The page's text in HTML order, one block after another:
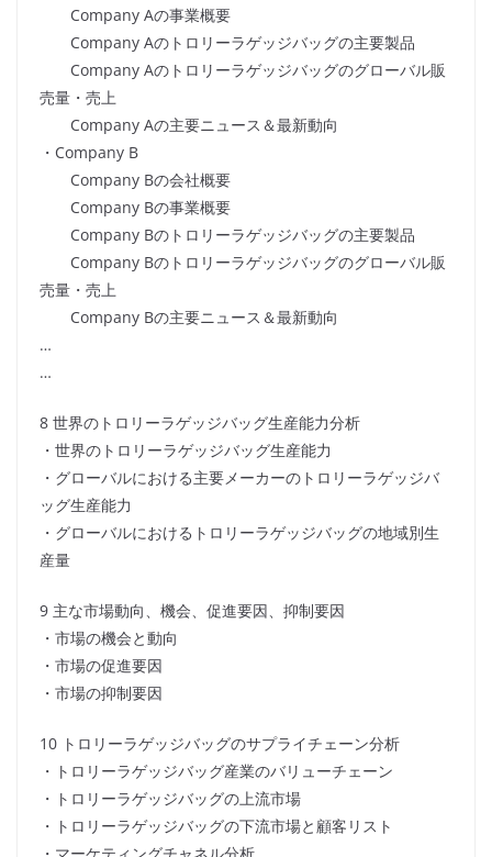
Company Aの事業概要
Company Aのトロリーラゲッジバッグの主要製品
Company Aのトロリーラゲッジバッグのグローバル販
売量・売上
Company Aの主要ニュース＆最新動向
・Company B
Company Bの会社概要
Company Bの事業概要
Company Bのトロリーラゲッジバッグの主要製品
Company Bのトロリーラゲッジバッグのグローバル販
売量・売上
Company Bの主要ニュース＆最新動向
…
…
8 世界のトロリーラゲッジバッグ生産能力分析
・世界のトロリーラゲッジバッグ生産能力
・グローバルにおける主要メーカーのトロリーラゲッジバ
ッグ生産能力
・グローバルにおけるトロリーラゲッジバッグの地域別生
産量
9 主な市場動向、機会、促進要因、抑制要因
・市場の機会と動向
・市場の促進要因
・市場の抑制要因
10 トロリーラゲッジバッグのサプライチェーン分析
・トロリーラゲッジバッグ産業のバリューチェーン
・トロリーラゲッジバッグの上流市場
・トロリーラゲッジバッグの下流市場と顧客リスト